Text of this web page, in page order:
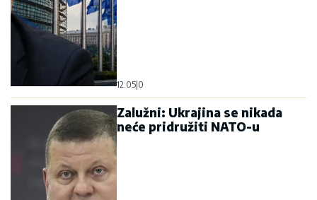
12:05 0
Zalužni: Ukrajina se nikada
neće pridružiti NATO-u